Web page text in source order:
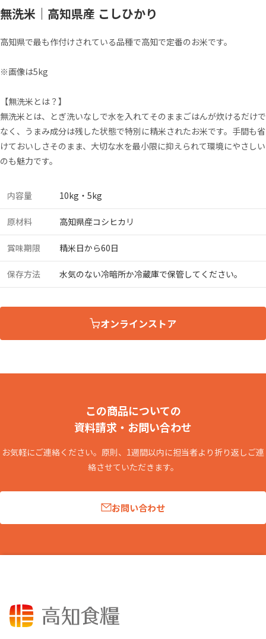
無洗米｜高知県産 こしひかり
高知県で最も作付けされている品種で高知で定番のお米です。
※画像は5kg
【無洗米とは？】
無洗米とは、とぎ洗いなしで水を入れてそのままごはんが炊けるだけで
なく、うまみ成分は残した状態で特別に精米されたお米です。手間も省
けておいしさそのまま、大切な水を最小限に抑えられて環境にやさしい
のも魅力です。
内容量 10kg・5kg
原材料 高知県産コシヒカリ
賞味期限 精米日から60日
保存方法 水気のない冷暗所か冷蔵庫で保管してください。
オンラインストア
この商品についての
資料請求・お問い合わせ
お気軽にご連絡ください。原則、1週間以内に担当者より折り返しご連
絡させていただきます。
お問い合わせ